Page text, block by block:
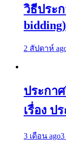
วิธีประ
bidding)
2 สัปดาห์
ประกา
เรื่อง ป
3 เดือน ago3